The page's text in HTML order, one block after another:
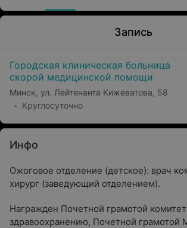
Запись
Городская клиническая больница
скорой медицинской помощи
Минск, ул. Лейтенанта Кижеватова, 58
Круглосуточно
Инфо
Ожоговое отделение (детское): врач
хирург (заведующий отделением).
Награжден Почетной грамотой
здравоохранению, Почетной грамотой